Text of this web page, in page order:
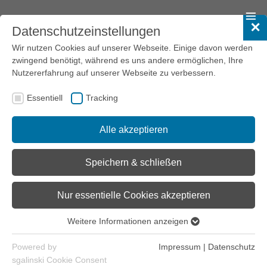
Forschungsinstitute
europäisches forum für migrationsstudien ( efms
Institut für Interkulturelle Kommunikation (
Institut für Migrationsforschung und Interkulturelle Studien
Interdisziplinäres Zentrum, für Bildung und Kommunikation in
Migrationsprozessen (
IBKM )
Center for Diversity Studies ( cedis)
)
Mannheimer Zentrum für Europäische Sozialforschung
(
MZES)
Universität Erfurt, Islamwissenschaften (
✕
Datenschutzeinstellungen
Wir nutzen Cookies auf unserer Webseite. Einige davon werden
zwingend benötigt, während es uns andere ermöglichen, Ihre
Nutzererfahrung auf unserer Webseite zu verbessern.
Essentiell Tracking
Alle akzeptieren
Speichern & schließen
Nur essentielle Cookies akzeptieren
Essentielle Cookies werden für grundlegende Funktionen der
Webseite benötigt. Dadurch ist gewährleistet, dass die
Weitere Informationen anzeigen
Powered by
sgalinski Cookie Consent
Impressum | Datenschutz